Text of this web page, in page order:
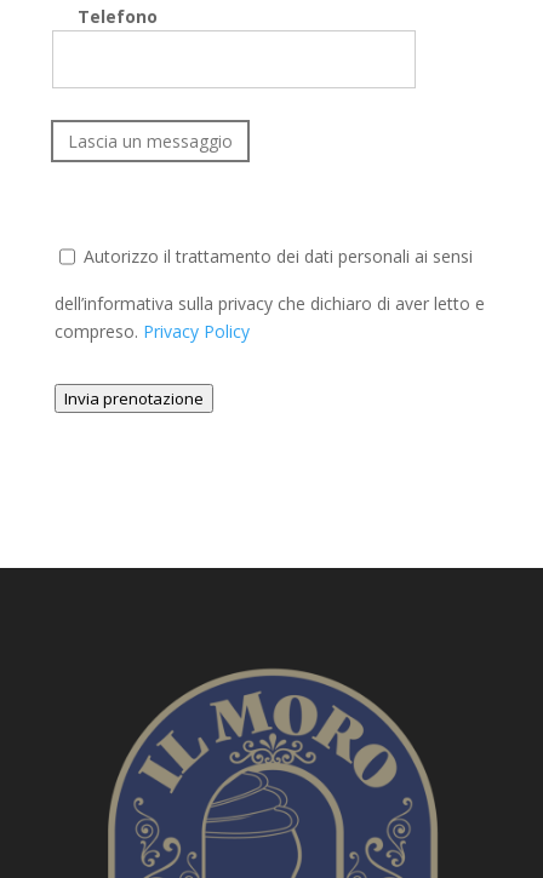
Telefono
Lascia un messaggio
Autorizzo il trattamento dei dati personali ai sensi
dell’informativa sulla privacy che dichiaro di aver letto e
compreso. Privacy Policy
Invia prenotazione